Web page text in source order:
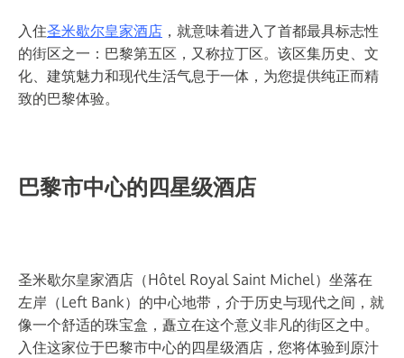
入住圣米歇尔皇家酒店 ，就意味着进入了首都最具标志性
的街区之一：巴黎第五区，又称拉丁区。该区集历史、文
化、建筑魅力和现代生活气息于一体，为您提供纯正而精
致的巴黎体验。
巴黎市中心的四星级酒店
圣米歇尔皇家酒店（Hôtel Royal Saint Michel）坐落在
左岸（Left Bank）的中心地带，介于历史与现代之间，就
像一个舒适的珠宝盒，矗立在这个意义非凡的街区之中。
入住这家位于巴黎市中心的四星级酒店，您将体验到原汁